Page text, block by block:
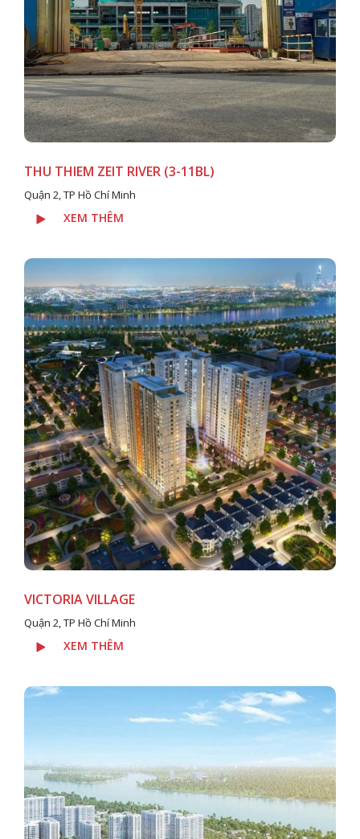
THU THIEM ZEIT RIVER (3-11BL)
Quận 2, TP Hồ Chí Minh
XEM THÊM
VICTORIA VILLAGE
Quận 2, TP Hồ Chí Minh
XEM THÊM